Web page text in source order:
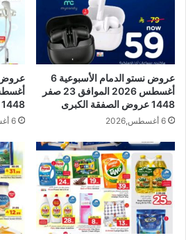
عروض نستو الدمام الأسبوعية 6
أغسطس 2026 الموافق 23 صفر
1448 عروض الصفقة الكبرى
6 أغسطس,2026
1448 عروض 4 أيام كبرى
6 أغسطس,2026